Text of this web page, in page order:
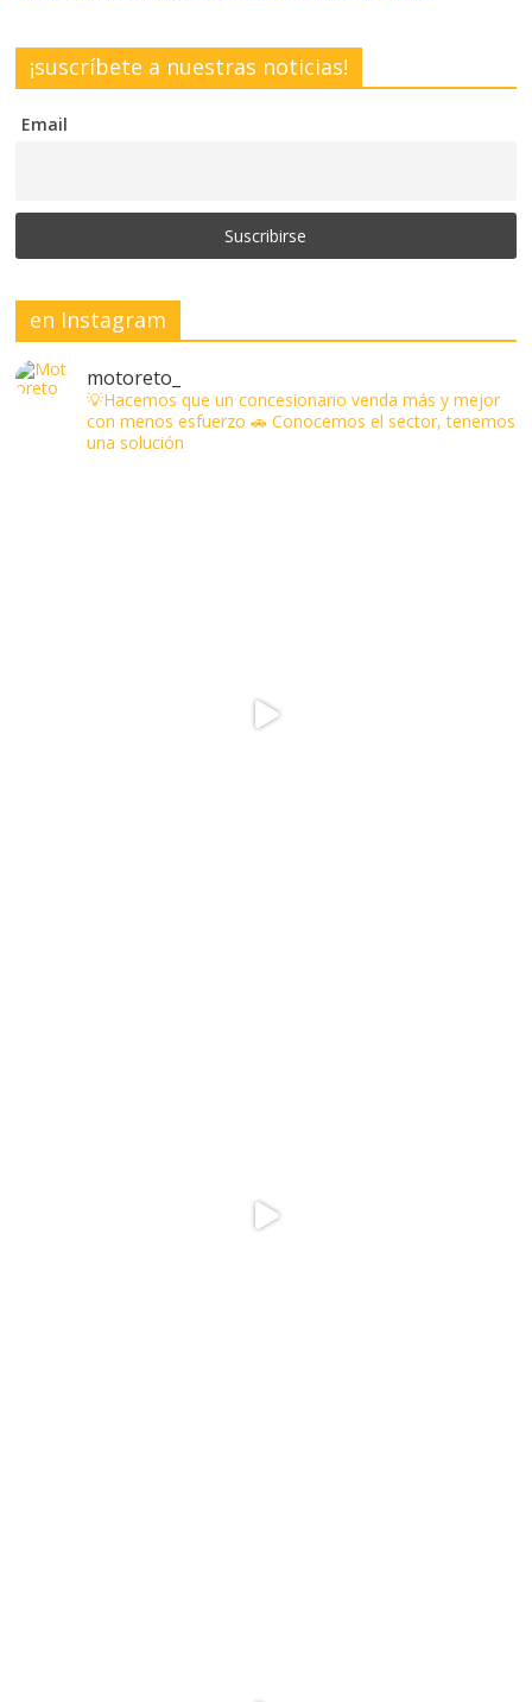
¡suscríbete a nuestras noticias!
Email
en Instagram
motoreto_
💡Hacemos que un concesionario venda más y mejor
con menos esfuerzo 🚗 Conocemos el sector, tenemos
una solución